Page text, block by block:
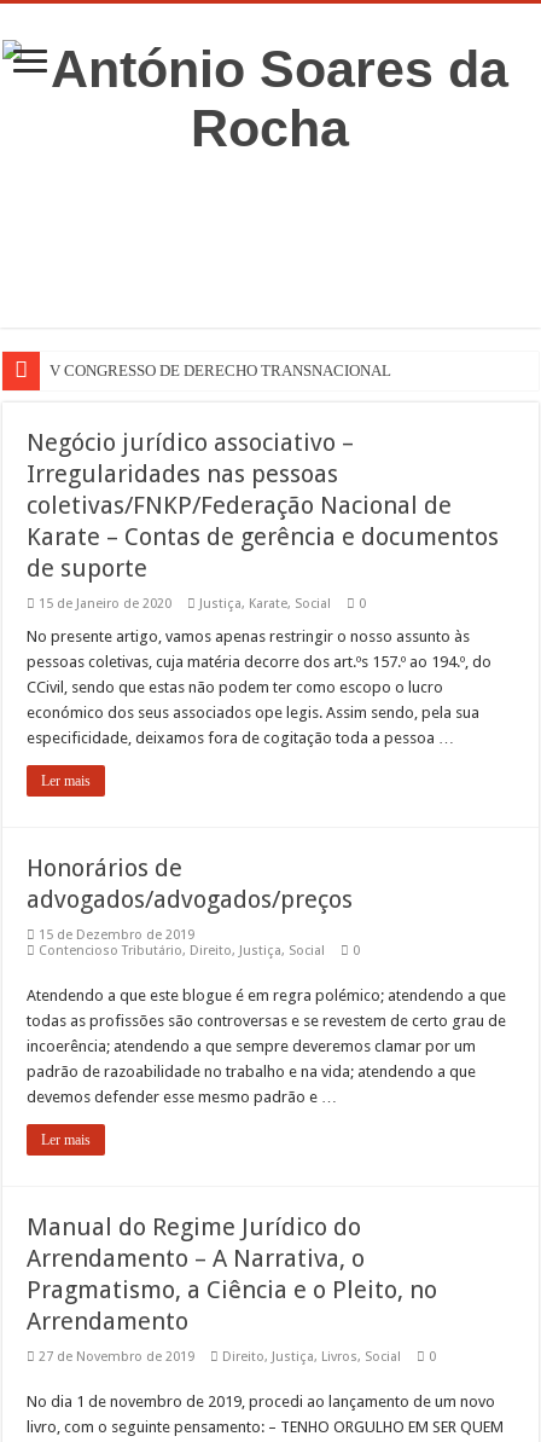
V CONGRESSO DE DERECHO TRANSNACIONAL
Negócio jurídico associativo –
Irregularidades nas pessoas
coletivas/FNKP/Federação Nacional de
Karate – Contas de gerência e documentos
de suporte
15 de Janeiro de 2020 Justiça, Karate, Social 0
No presente artigo, vamos apenas restringir o nosso assunto às
pessoas coletivas, cuja matéria decorre dos art.ºs 157.º ao 194.º, do
CCivil, sendo que estas não podem ter como escopo o lucro
económico dos seus associados ope legis. Assim sendo, pela sua
especificidade, deixamos fora de cogitação toda a pessoa …
Ler mais
Honorários de
advogados/advogados/preços
15 de Dezembro de 2019
Contencioso Tributário, Direito, Justiça, Social 0
Atendendo a que este blogue é em regra polémico; atendendo a que
todas as profissões são controversas e se revestem de certo grau de
incoerência; atendendo a que sempre deveremos clamar por um
padrão de razoabilidade no trabalho e na vida; atendendo a que
devemos defender esse mesmo padrão e …
Ler mais
Manual do Regime Jurídico do
Arrendamento – A Narrativa, o
Pragmatismo, a Ciência e o Pleito, no
Arrendamento
27 de Novembro de 2019 Direito, Justiça, Livros, Social 0
No dia 1 de novembro de 2019, procedi ao lançamento de um novo
livro, com o seguinte pensamento: – TENHO ORGULHO EM SER QUEM